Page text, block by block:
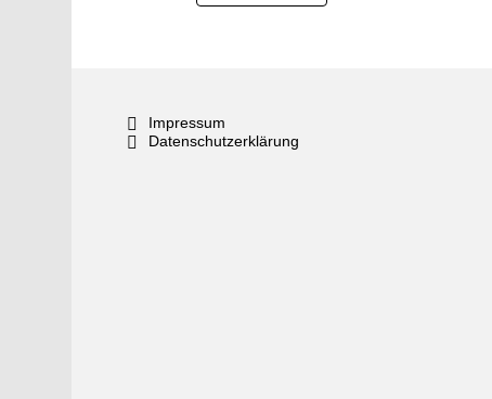
Impressum
Datenschutzerklärung